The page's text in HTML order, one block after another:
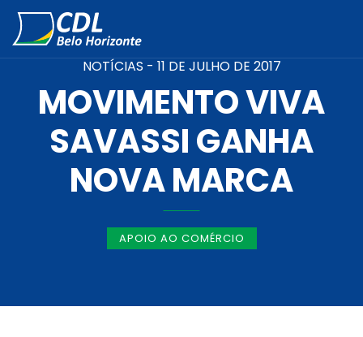
NOTÍCIAS - 11 DE JULHO DE 2017
MOVIMENTO VIVA
SAVASSI GANHA
NOVA MARCA
APOIO AO COMÉRCIO